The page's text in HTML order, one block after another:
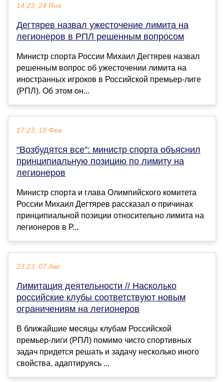
14:23, 24 Янв
Дегтярев назвал ужесточение лимита на
легионеров в РПЛ решенным вопросом
Министр спорта России Михаил Дегтярев назвал
решенным вопрос об ужесточении лимита на
иностранных игроков в Российской премьер-лиге
(РПЛ). Об этом он...
17:23, 18 Фев
"Возбудятся все": министр спорта объяснил
принципиальную позицию по лимиту на
легионеров
Министр спорта и глава Олимпийского комитета
России Михаил Дегтярев рассказал о причинах
принципиальной позиции относительно лимита на
легионеров в Р...
23:23, 07 Авг
Лимитация деятельности // Насколько
российские клубы соответствуют новым
ограничениям на легионеров
В ближайшие месяцы клубам Российской
премьер-лиги (РПЛ) помимо чисто спортивных
задач придется решать и задачу несколько иного
свойства, адаптируясь ...